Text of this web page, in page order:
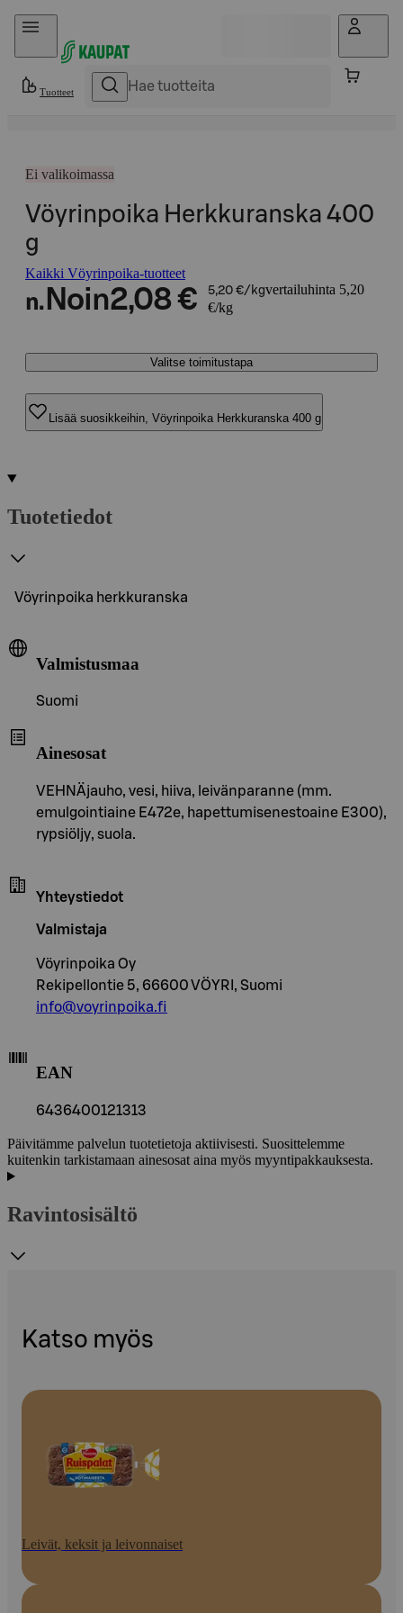
Hyppää sisältöön
Tuotteet
Ei valikoimassa
Vöyrinpoika Herkkuranska 400
g
Kaikki Vöyrinpoika-tuotteet
n. Noin2,08 € 5,20 €/kgvertailuhinta 5,20
€/kg
Valitse toimitustapa
Lisää suosikkeihin, Vöyrinpoika Herkkuranska 400 g
Tuotetiedot
Vöyrinpoika herkkuranska
Valmistusmaa
Suomi
Ainesosat
VEHNÄjauho, vesi, hiiva, leivänparanne (mm.
emulgointiaine E472e, hapettumisenestoaine E300),
rypsiöljy, suola.
Yhteystiedot
Valmistaja
Vöyrinpoika Oy
Rekipellontie 5, 66600 VÖYRI, Suomi
info@voyrinpoika.fi
EAN
6436400121313
Päivitämme palvelun tuotetietoja aktiivisesti. Suosittelemme
kuitenkin tarkistamaan ainesosat aina myös myyntipakkauksesta.
Ravintosisältö
Katso myös
Leivät, keksit ja leivonnaiset